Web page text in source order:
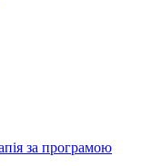
за програмою